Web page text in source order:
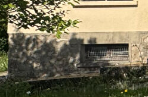
et un bureau. A l'étage :
à usage de garage et
auxquels ce bien est
le site Géorisques :